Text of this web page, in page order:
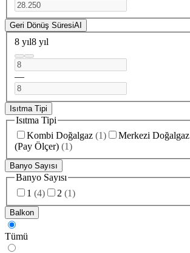
Geri Dönüş SüresiAI
8 yıl8 yıl
—
Isıtma Tipi
Isıtma Tipi
Kombi Doğalgaz (1) Merkezi Doğalgaz
(Pay Ölçer) (1)
Banyo Sayısı
Banyo Sayısı
1 (4) 2 (1)
Balkon
Tümü